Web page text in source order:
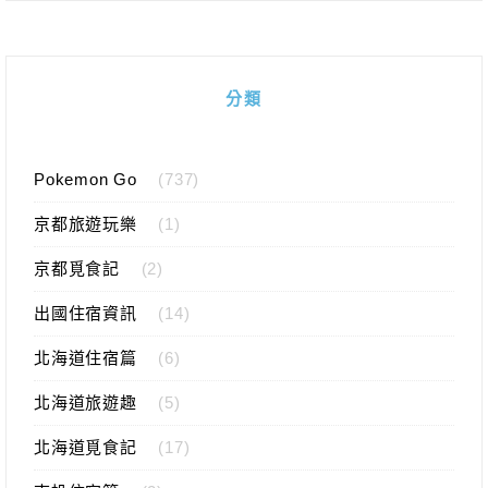
分類
Pokemon Go (737)
京都旅遊玩樂 (1)
京都覓食記 (2)
出國住宿資訊 (14)
北海道住宿篇 (6)
北海道旅遊趣 (5)
北海道覓食記 (17)